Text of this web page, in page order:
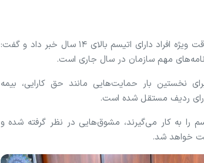
رئیس سازمان بهزیستی کشور از راه‌اندازی مراکز روزانه و اقامت موقت ویژه افراد دارای اتیسم بالای ۱۴ سال خبر داد و گفت:
مهم سازمان در سال جاری است.
نخستین بار حمایت‌هایی مانند حق کارایی، بیمه
ردیف مستقل شده است.
را به کار می‌گیرند، مشوق‌هایی در نظر گرفته شده و
خواهد شد.